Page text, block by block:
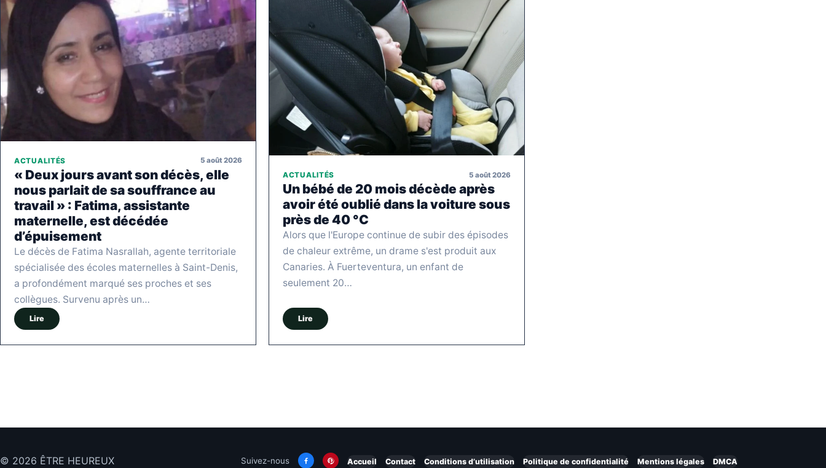
ACTUALITÉS 5 août 2026
« Deux jours avant son décès, elle
nous parlait de sa souffrance au
travail » : Fatima, assistante
maternelle, est décédée
d’épuisement
Le décès de Fatima Nasrallah, agente territoriale
spécialisée des écoles maternelles à Saint-Denis,
a profondément marqué ses proches et ses
collègues. Survenu après un…
Lire
ACTUALITÉS 5 août 2026
Un bébé de 20 mois décède après
avoir été oublié dans la voiture sous
près de 40 °C
Alors que l'Europe continue de subir des épisodes
de chaleur extrême, un drame s'est produit aux
Canaries. À Fuerteventura, un enfant de
seulement 20…
Lire
© 2026 ÊTRE HEUREUX Suivez-nous Accueil Contact Conditions d’utilisation Politique de confidentialité Mentions légales DMCA